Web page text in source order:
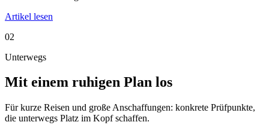
Artikel lesen
02
Unterwegs
Mit einem ruhigen Plan los
Für kurze Reisen und große Anschaffungen: konkrete Prüfpunkte,
die unterwegs Platz im Kopf schaffen.